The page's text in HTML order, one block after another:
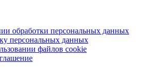
обработки персональных данных
персональных данных
файлов cookie